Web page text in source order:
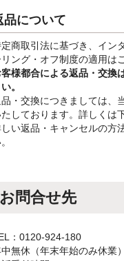
品について
商取引法に基づき、イン
ング・オフ制度の適用は
様都合による返品・交換
。
・交換につきましては、
しております。詳しくは
い返品・キャンセルの方
お問合せ先
：0120-924-180
無休（年末年始のみ休業）